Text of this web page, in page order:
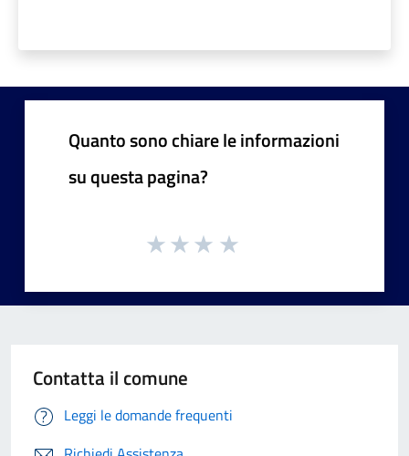
Quanto sono chiare le informazioni
su questa pagina?
Contatta il comune
Leggi le domande frequenti